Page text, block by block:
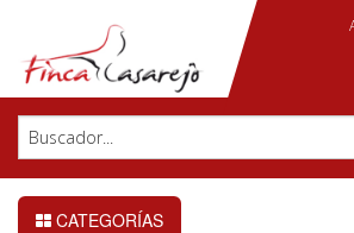
CATEGORÍAS